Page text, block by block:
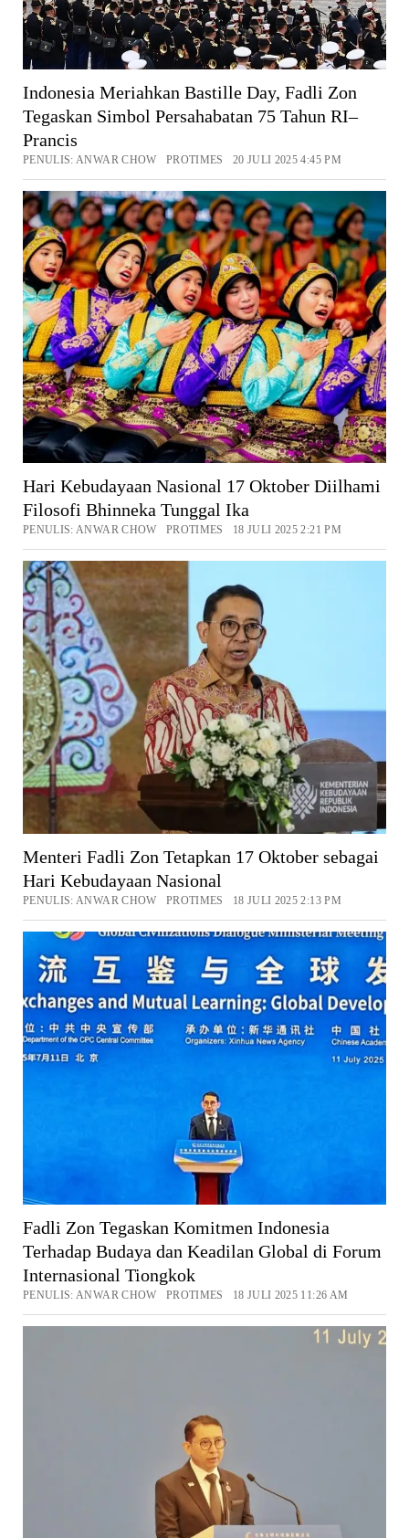
Indonesia Meriahkan Bastille Day, Fadli Zon
Tegaskan Simbol Persahabatan 75 Tahun RI–
Prancis
PENULIS: ANWAR CHOW PROTIMES 20 JULI 2025 4:45 PM
Hari Kebudayaan Nasional 17 Oktober Diilhami
Filosofi Bhinneka Tunggal Ika
PENULIS: ANWAR CHOW PROTIMES 18 JULI 2025 2:21 PM
Menteri Fadli Zon Tetapkan 17 Oktober sebagai
Hari Kebudayaan Nasional
PENULIS: ANWAR CHOW PROTIMES 18 JULI 2025 2:13 PM
Fadli Zon Tegaskan Komitmen Indonesia
Terhadap Budaya dan Keadilan Global di Forum
Internasional Tiongkok
PENULIS: ANWAR CHOW PROTIMES 18 JULI 2025 11:26 AM